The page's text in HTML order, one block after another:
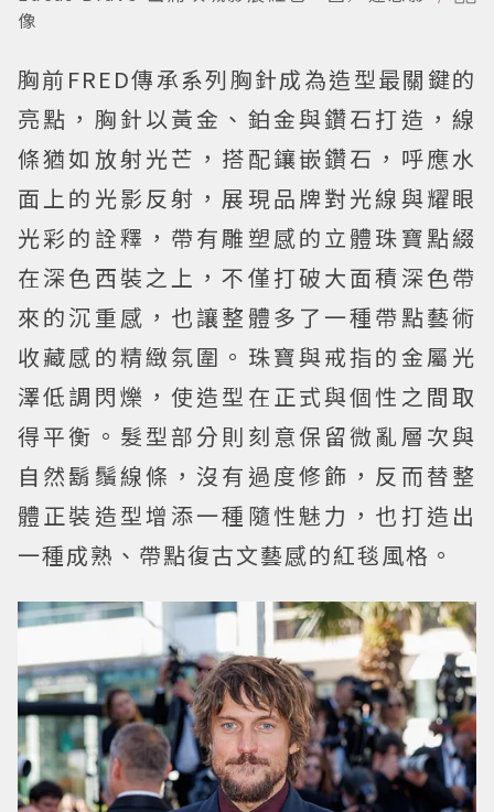
像
胸前FRED傳承系列胸針成為造型最關鍵的
亮點，胸針以黃金、鉑金與鑽石打造，線
條猶如放射光芒，搭配鑲嵌鑽石，呼應水
面上的光影反射，展現品牌對光線與耀眼
光彩的詮釋，帶有雕塑感的立體珠寶點綴
在深色西裝之上，不僅打破大面積深色帶
來的沉重感，也讓整體多了一種帶點藝術
收藏感的精緻氛圍。珠寶與戒指的金屬光
澤低調閃爍，使造型在正式與個性之間取
得平衡。髮型部分則刻意保留微亂層次與
自然鬍鬚線條，沒有過度修飾，反而替整
體正裝造型增添一種隨性魅力，也打造出
一種成熟、帶點復古文藝感的紅毯風格。